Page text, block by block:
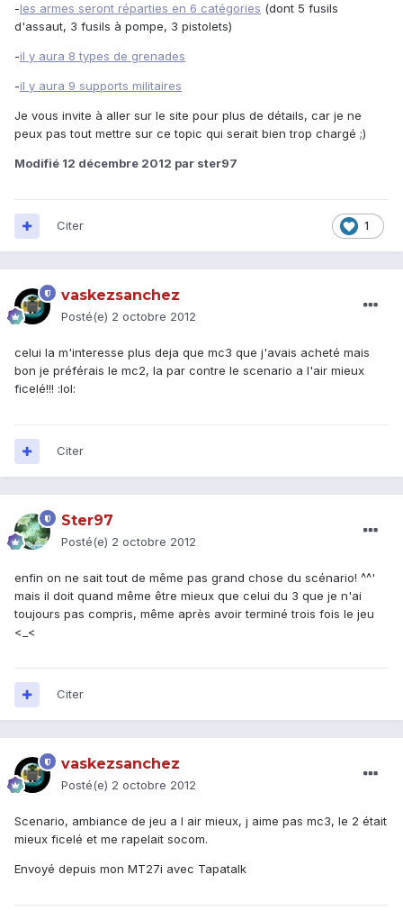
-les armes seront réparties en 6 catégories (dont 5 fusils
d'assaut, 3 fusils à pompe, 3 pistolets)
-il y aura 8 types de grenades
-il y aura 9 supports militaires
Je vous invite à aller sur le site pour plus de détails, car je ne
peux pas tout mettre sur ce topic qui serait bien trop chargé ;)
Modifié 12 décembre 2012 par ster97
1
Citer
vaskezsanchez
Posté(e) 2 octobre 2012
celui la m'interesse plus deja que mc3 que j'avais acheté mais
bon je préférais le mc2, la par contre le scenario a l'air mieux
ficelé!!! :lol:
Citer
Ster97
Posté(e) 2 octobre 2012
enfin on ne sait tout de même pas grand chose du scénario! ^^'
mais il doit quand même être mieux que celui du 3 que je n'ai
toujours pas compris, même après avoir terminé trois fois le jeu
<_<
Citer
vaskezsanchez
Posté(e) 2 octobre 2012
Scenario, ambiance de jeu a l air mieux, j aime pas mc3, le 2 était
mieux ficelé et me rapelait socom.
Envoyé depuis mon MT27i avec Tapatalk